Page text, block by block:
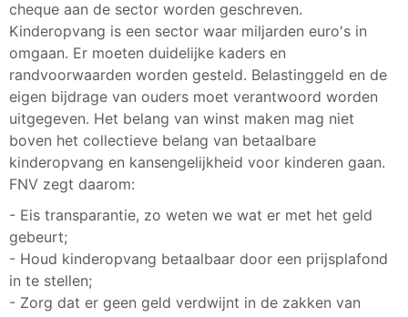
cheque aan de sector worden geschreven.
Kinderopvang is een sector waar miljarden euro's in
omgaan. Er moeten duidelijke kaders en
randvoorwaarden worden gesteld. Belastinggeld en de
eigen bijdrage van ouders moet verantwoord worden
uitgegeven. Het belang van winst maken mag niet
boven het collectieve belang van betaalbare
kinderopvang en kansengelijkheid voor kinderen gaan.
FNV zegt daarom:
- Eis transparantie, zo weten we wat er met het geld
gebeurt;
- Houd kinderopvang betaalbaar door een prijsplafond
in te stellen;
- Zorg dat er geen geld verdwijnt in de zakken van